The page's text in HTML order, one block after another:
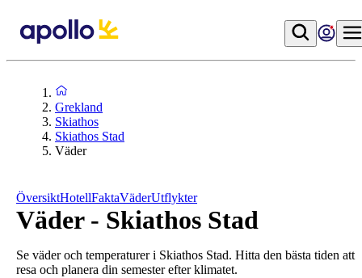
Grekland
Skiathos
Skiathos Stad
Väder
ÖversiktHotellFaktaVäderUtflykter
Väder - Skiathos Stad
Se väder och temperaturer i Skiathos Stad. Hitta den bästa tiden att
resa och planera din semester efter klimatet.